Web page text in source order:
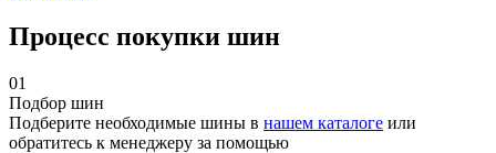
Процесс покупки шин
01
Подбор шин
Подберите необходимые шины в нашем каталоге или
обратитесь к менеджеру за помощью